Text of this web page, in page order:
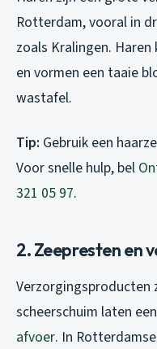
Rotterdam, vooral in
zoals Kralingen.
en vormen een taaie
wastafel.
Tip: Gebruik een
Voor snelle hulp, bel
321 05 97.
2. Zeepresten en
Verzorgingsproducten
scheerschuim laten
afvoer. In